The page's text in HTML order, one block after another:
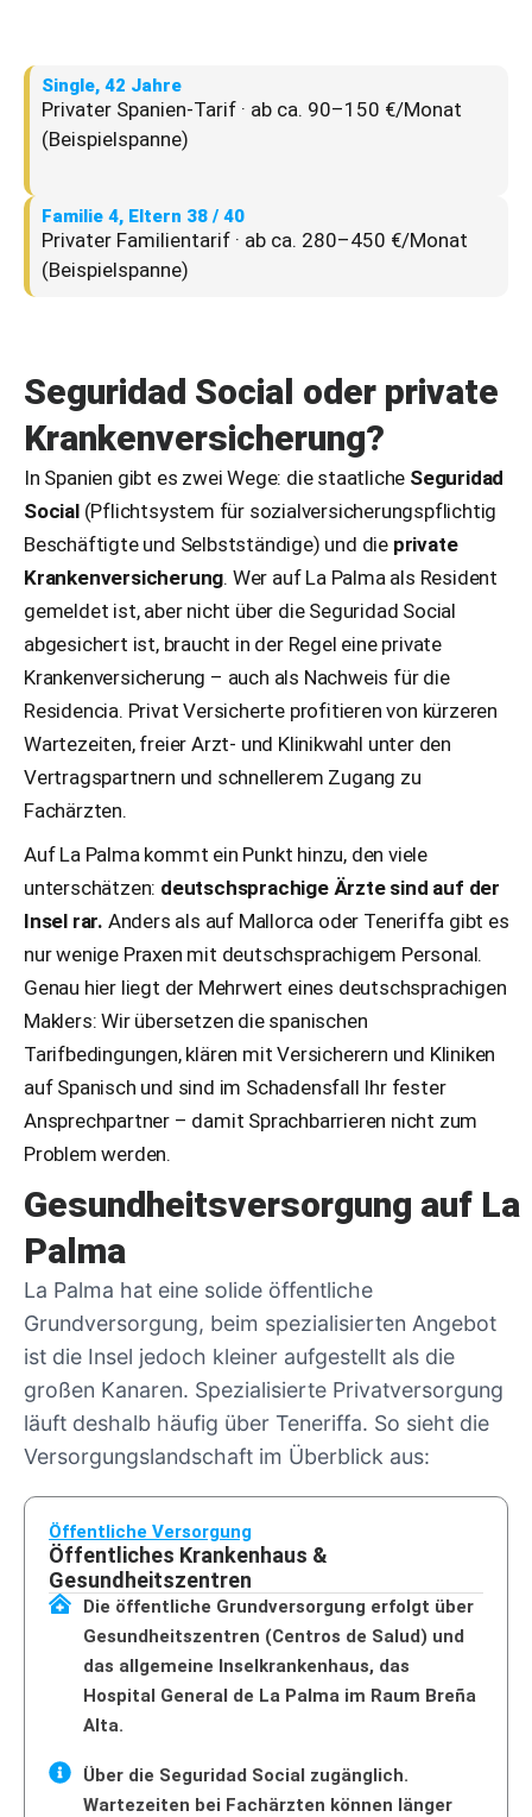
Single, 42 Jahre
Privater Spanien-Tarif · ab ca. 90–150 €/Monat
(Beispielspanne)
Familie 4, Eltern 38 / 40
Privater Familientarif · ab ca. 280–450 €/Monat
(Beispielspanne)
Seguridad Social oder private
Krankenversicherung?
In Spanien gibt es zwei Wege: die staatliche Seguridad
Social(Pflichtsystem für sozialversicherungspflichtig
Beschäftigte und Selbstständige) und die private
Krankenversicherung. Wer auf La Palma als Resident
gemeldet ist, aber nicht über die Seguridad Social
abgesichert ist, braucht in der Regel eine private
Krankenversicherung – auch als Nachweis für die
Residencia. Privat Versicherte profitieren von kürzeren
Wartezeiten, freier Arzt- und Klinikwahl unter den
Vertragspartnern und schnellerem Zugang zu
Fachärzten.
Auf La Palma kommt ein Punkt hinzu, den viele
unterschätzen: deutschsprachige Ärzte sind auf der
Insel rar. Anders als auf Mallorca oder Teneriffa gibt es
nur wenige Praxen mit deutschsprachigem Personal.
Genau hier liegt der Mehrwert eines deutschsprachigen
Maklers: Wir übersetzen die spanischen
Tarifbedingungen, klären mit Versicherern und Kliniken
auf Spanisch und sind im Schadensfall Ihr fester
Ansprechpartner – damit Sprachbarrieren nicht zum
Problem werden.
Gesundheitsversorgung auf La
Palma
La Palma hat eine solide öffentliche
Grundversorgung, beim spezialisierten Angebot
ist die Insel jedoch kleiner aufgestellt als die
großen Kanaren. Spezialisierte Privatversorgung
läuft deshalb häufig über Teneriffa. So sieht die
Versorgungslandschaft im Überblick aus:
Öffentliche Versorgung
Öffentliches Krankenhaus &
Gesundheitszentren
Die öffentliche Grundversorgung erfolgt über
Gesundheitszentren (Centros de Salud) und
das allgemeine Inselkrankenhaus, das
Hospital General de La Palma im Raum Breña
Alta.
Über die Seguridad Social zugänglich.
Wartezeiten bei Fachärzten können länger